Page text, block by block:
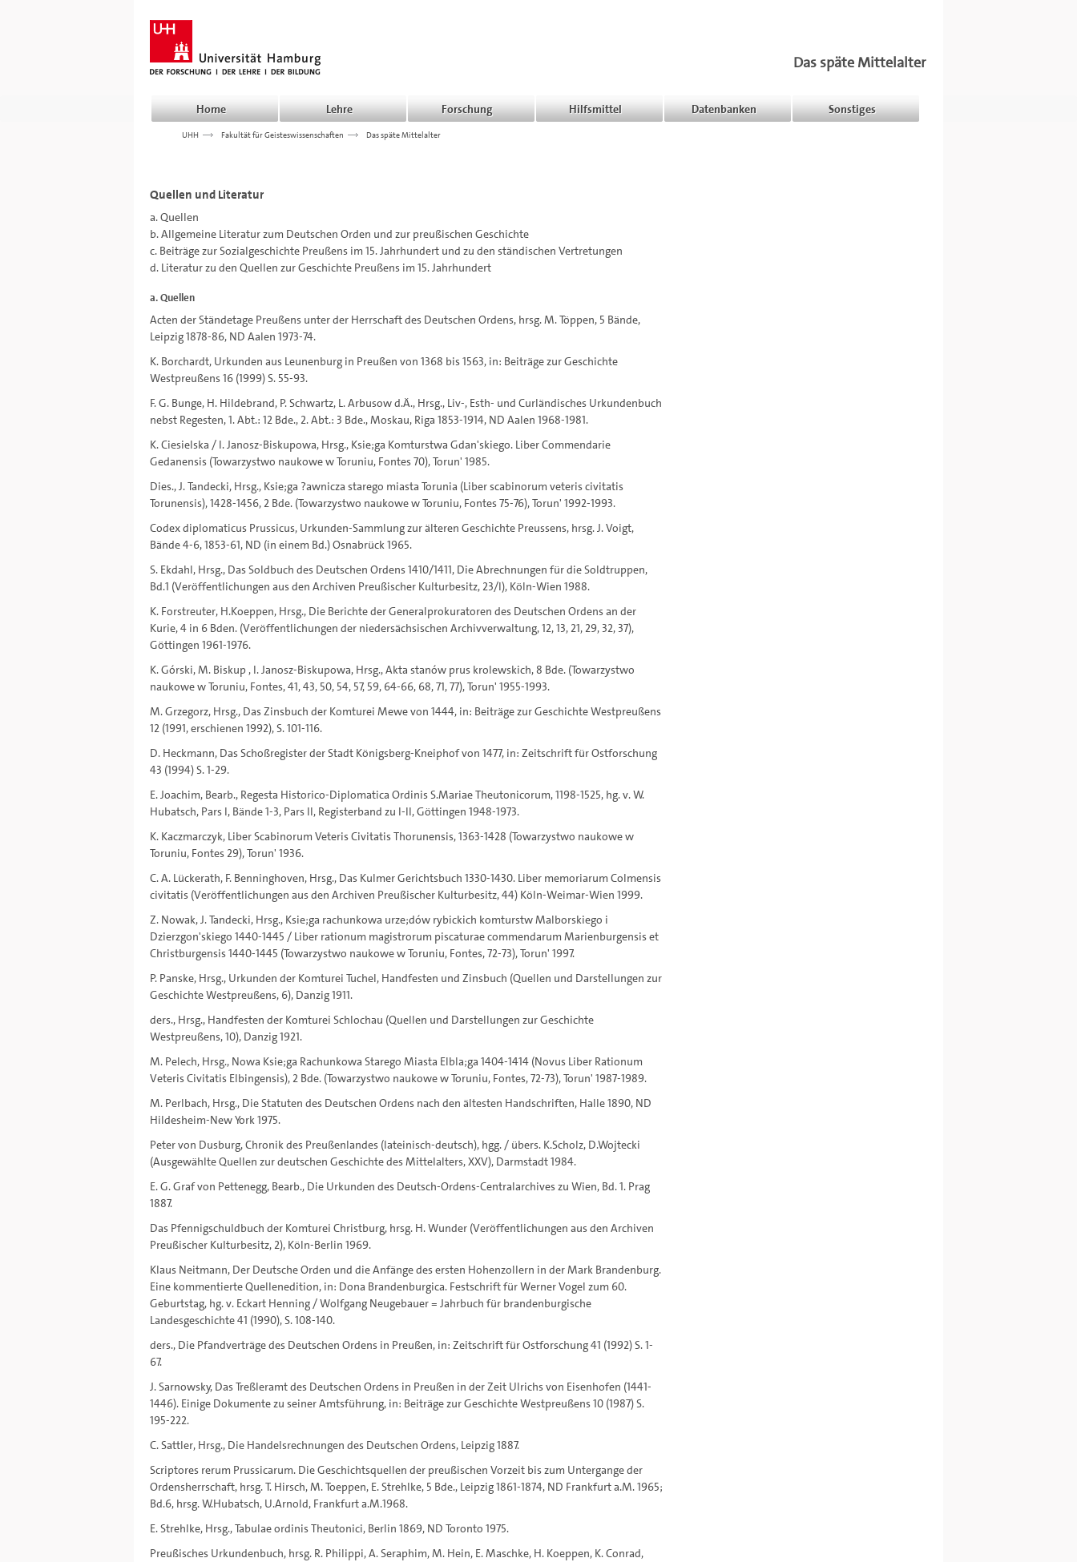
Das späte Mittelalter
Home Lehre Forschung Hilfsmittel Datenbanken Sonstiges
UHH >>> Fakultät für Geisteswissenschaften >>> Das späte Mittelalter
Quellen und Literatur
a. Quellen
b. Allgemeine Literatur zum Deutschen Orden und zur preußischen Geschichte
c. Beiträge zur Sozialgeschichte Preußens im 15. Jahrhundert und zu den ständischen Vertretungen
d. Literatur zu den Quellen zur Geschichte Preußens im 15. Jahrhundert
a. Quellen
Acten der Ständetage Preußens unter der Herrschaft des Deutschen Ordens, hrsg. M. Töppen, 5 Bände,
Leipzig 1878-86, ND Aalen 1973-74.
K. Borchardt, Urkunden aus Leunenburg in Preußen von 1368 bis 1563, in: Beiträge zur Geschichte
Westpreußens 16 (1999) S. 55-93.
F. G. Bunge, H. Hildebrand, P. Schwartz, L. Arbusow d.Ä., Hrsg., Liv-, Esth- und Curländisches Urkundenbuch
nebst Regesten, 1. Abt.: 12 Bde., 2. Abt.: 3 Bde., Moskau, Riga 1853-1914, ND Aalen 1968-1981.
K. Ciesielska / I. Janosz-Biskupowa, Hrsg., Ksie;ga Komturstwa Gdan'skiego. Liber Commendarie
Gedanensis (Towarzystwo naukowe w Toruniu, Fontes 70), Torun' 1985.
Dies., J. Tandecki, Hrsg., Ksie;ga ?awnicza starego miasta Torunia (Liber scabinorum veteris civitatis
Torunensis), 1428-1456, 2 Bde. (Towarzystwo naukowe w Toruniu, Fontes 75-76), Torun' 1992-1993.
Codex diplomaticus Prussicus, Urkunden-Sammlung zur älteren Geschichte Preussens, hrsg. J. Voigt,
Bände 4-6, 1853-61, ND (in einem Bd.) Osnabrück 1965.
S. Ekdahl, Hrsg., Das Soldbuch des Deutschen Ordens 1410/1411, Die Abrechnungen für die Soldtruppen,
Bd.1 (Veröffentlichungen aus den Archiven Preußischer Kulturbesitz, 23/I), Köln-Wien 1988.
K. Forstreuter, H.Koeppen, Hrsg., Die Berichte der Generalprokuratoren des Deutschen Ordens an der
Kurie, 4 in 6 Bden. (Veröffentlichungen der niedersächsischen Archivverwaltung, 12, 13, 21, 29, 32, 37),
Göttingen 1961-1976.
K. Górski, M. Biskup , I. Janosz-Biskupowa, Hrsg., Akta stanów prus krolewskich, 8 Bde. (Towarzystwo
naukowe w Toruniu, Fontes, 41, 43, 50, 54, 57, 59, 64-66, 68, 71, 77), Torun' 1955-1993.
M. Grzegorz, Hrsg., Das Zinsbuch der Komturei Mewe von 1444, in: Beiträge zur Geschichte Westpreußens
12 (1991, erschienen 1992), S. 101-116.
D. Heckmann, Das Schoßregister der Stadt Königsberg-Kneiphof von 1477, in: Zeitschrift für Ostforschung
43 (1994) S. 1-29.
E. Joachim, Bearb., Regesta Historico-Diplomatica Ordinis S.Mariae Theutonicorum, 1198-1525, hg. v. W.
Hubatsch, Pars I, Bände 1-3, Pars II, Registerband zu I-II, Göttingen 1948-1973.
K. Kaczmarczyk, Liber Scabinorum Veteris Civitatis Thorunensis, 1363-1428 (Towarzystwo naukowe w
Toruniu, Fontes 29), Torun' 1936.
C. A. Lückerath, F. Benninghoven, Hrsg., Das Kulmer Gerichtsbuch 1330-1430. Liber memoriarum Colmensis
civitatis (Veröffentlichungen aus den Archiven Preußischer Kulturbesitz, 44) Köln-Weimar-Wien 1999.
Z. Nowak, J. Tandecki, Hrsg., Ksie;ga rachunkowa urze;dów rybickich komturstw Malborskiego i
Dzierzgon'skiego 1440-1445 / Liber rationum magistrorum piscaturae commendarum Marienburgensis et
Christburgensis 1440-1445 (Towarzystwo naukowe w Toruniu, Fontes, 72-73), Torun' 1997.
P. Panske, Hrsg., Urkunden der Komturei Tuchel, Handfesten und Zinsbuch (Quellen und Darstellungen zur
Geschichte Westpreußens, 6), Danzig 1911.
ders., Hrsg., Handfesten der Komturei Schlochau (Quellen und Darstellungen zur Geschichte
Westpreußens, 10), Danzig 1921.
M. Pelech, Hrsg., Nowa Ksie;ga Rachunkowa Starego Miasta Elbla;ga 1404-1414 (Novus Liber Rationum
Veteris Civitatis Elbingensis), 2 Bde. (Towarzystwo naukowe w Toruniu, Fontes, 72-73), Torun' 1987-1989.
M. Perlbach, Hrsg., Die Statuten des Deutschen Ordens nach den ältesten Handschriften, Halle 1890, ND
Hildesheim-New York 1975.
Peter von Dusburg, Chronik des Preußenlandes (lateinisch-deutsch), hgg. / übers. K.Scholz, D.Wojtecki
(Ausgewählte Quellen zur deutschen Geschichte des Mittelalters, XXV), Darmstadt 1984.
E. G. Graf von Pettenegg, Bearb., Die Urkunden des Deutsch-Ordens-Centralarchives zu Wien, Bd. 1. Prag
1887.
Das Pfennigschuldbuch der Komturei Christburg, hrsg. H. Wunder (Veröffentlichungen aus den Archiven
Preußischer Kulturbesitz, 2), Köln-Berlin 1969.
Klaus Neitmann, Der Deutsche Orden und die Anfänge des ersten Hohenzollern in der Mark Brandenburg.
Eine kommentierte Quellenedition, in: Dona Brandenburgica. Festschrift für Werner Vogel zum 60.
Geburtstag, hg. v. Eckart Henning / Wolfgang Neugebauer = Jahrbuch für brandenburgische
Landesgeschichte 41 (1990), S. 108-140.
ders., Die Pfandverträge des Deutschen Ordens in Preußen, in: Zeitschrift für Ostforschung 41 (1992) S. 1-
67.
J. Sarnowsky, Das Treßleramt des Deutschen Ordens in Preußen in der Zeit Ulrichs von Eisenhofen (1441-
1446). Einige Dokumente zu seiner Amtsführung, in: Beiträge zur Geschichte Westpreußens 10 (1987) S.
195-222.
C. Sattler, Hrsg., Die Handelsrechnungen des Deutschen Ordens, Leipzig 1887.
Scriptores rerum Prussicarum. Die Geschichtsquellen der preußischen Vorzeit bis zum Untergange der
Ordensherrschaft, hrsg. T. Hirsch, M. Toeppen, E. Strehlke, 5 Bde., Leipzig 1861-1874, ND Frankfurt a.M. 1965;
Bd.6, hrsg. W.Hubatsch, U.Arnold, Frankfurt a.M.1968.
E. Strehlke, Hrsg., Tabulae ordinis Theutonici, Berlin 1869, ND Toronto 1975.
Preußisches Urkundenbuch, hrsg. R. Philippi, A. Seraphim, M. Hein, E. Maschke, H. Koeppen, K. Conrad,